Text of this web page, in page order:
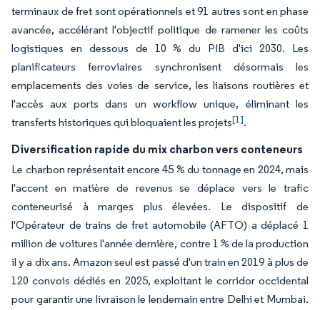
terminaux de fret sont opérationnels et 91 autres sont en phase
avancée, accélérant l'objectif politique de ramener les coûts
logistiques en dessous de 10 % du PIB d'ici 2030. Les
planificateurs ferroviaires synchronisent désormais les
emplacements des voies de service, les liaisons routières et
l'accès aux ports dans un workflow unique, éliminant les
transferts historiques qui bloquaient les projets[1].
Diversification rapide du mix charbon vers conteneurs
Le charbon représentait encore 45 % du tonnage en 2024, mais
l'accent en matière de revenus se déplace vers le trafic
conteneurisé à marges plus élevées. Le dispositif de
l'Opérateur de trains de fret automobile (AFTO) a déplacé 1
million de voitures l'année dernière, contre 1 % de la production
il y a dix ans. Amazon seul est passé d'un train en 2019 à plus de
120 convois dédiés en 2025, exploitant le corridor occidental
pour garantir une livraison le lendemain entre Delhi et Mumbai.